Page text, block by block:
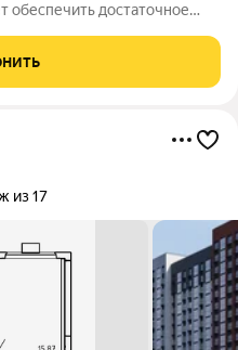
обеспечить достаточное
уже готовой базовой
из 17